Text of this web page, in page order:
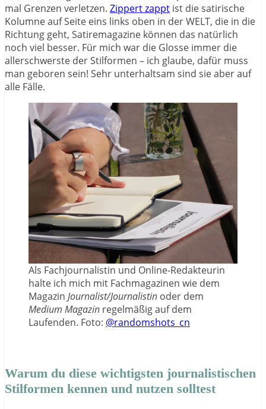
mal Grenzen verletzen. Zippert zappt ist die satirische
Kolumne auf Seite eins links oben in der WELT, die in die
Richtung geht, Satiremagazine können das natürlich
noch viel besser. Für mich war die Glosse immer die
allerschwerste der Stilformen – ich glaube, dafür muss
man geboren sein! Sehr unterhaltsam sind sie aber auf
alle Fälle.
Als Fachjournalistin und Online-Redakteurin
halte ich mich mit Fachmagazinen wie dem
Magazin Journalist/Journalistin oder dem
Medium Magazin regelmäßig auf dem
Laufenden. Foto: @randomshots_cn
Warum du diese wichtigsten journalistischen
Stilformen kennen und nutzen solltest